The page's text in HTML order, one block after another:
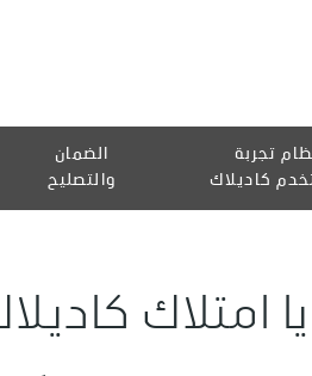
تجربة
كاديلاك
الضمان
والتصليح
امتلاك